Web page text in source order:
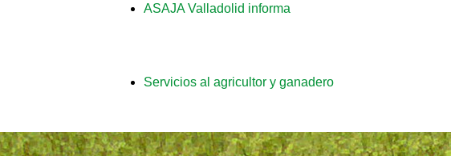
ASAJA Valladolid informa
Servicios al agricultor y ganadero